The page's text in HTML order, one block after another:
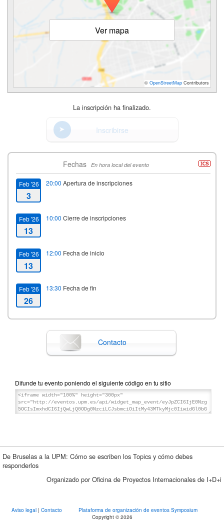
Ver mapa
© OpenStreetMap Contributors
La inscripción ha finalizado.
Inscribirse
Fechas En hora local del evento
Feb '26
3
20:00 Apertura de inscripciones
Feb '26
13
10:00 Cierre de inscripciones
Feb '26
13
12:00 Fecha de inicio
Feb '26
26
13:30 Fecha de fin
Contacto
Difunde tu evento poniendo el siguiente código en tu sitio
De Bruselas a la UPM: Cómo se escriben los Topics y cómo debes
responderlos
Organizado por Oficina de Proyectos Internacionales de I+D+i
Aviso legal | Contacto
Plataforma de organización de eventos Symposium
Copyright © 2026